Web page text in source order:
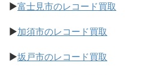
▶富士見市のレコード買取
▶加須市のレコード買取
▶坂戸市のレコード買取